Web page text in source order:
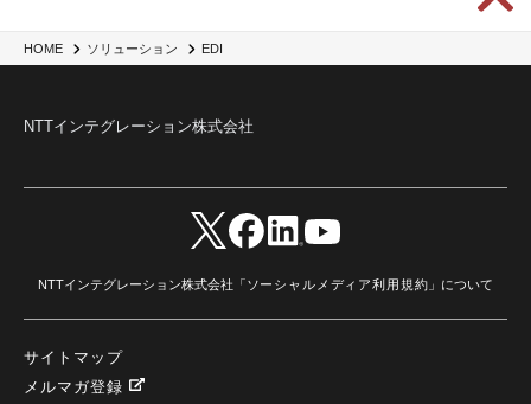
HOME ソリューション EDI
NTTインテグレーション株式会社
NTTインテグレーション株式会社「ソーシャルメディア利用規約 」について
サイトマップ
メルマガ登録